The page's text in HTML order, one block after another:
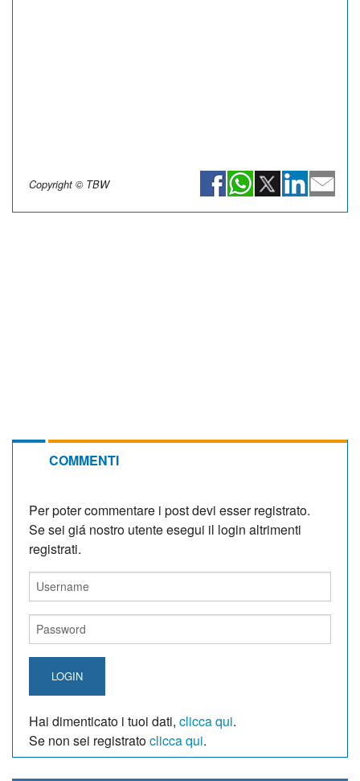
Copyright © TBW
COMMENTI
Per poter commentare i post devi esser registrato.
Se sei giá nostro utente esegui il login altrimenti
registrati.
LOGIN
Hai dimenticato i tuoi dati, clicca qui.
Se non sei registratoclicca qui.